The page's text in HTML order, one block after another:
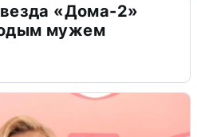
«Дома-2»
мужем